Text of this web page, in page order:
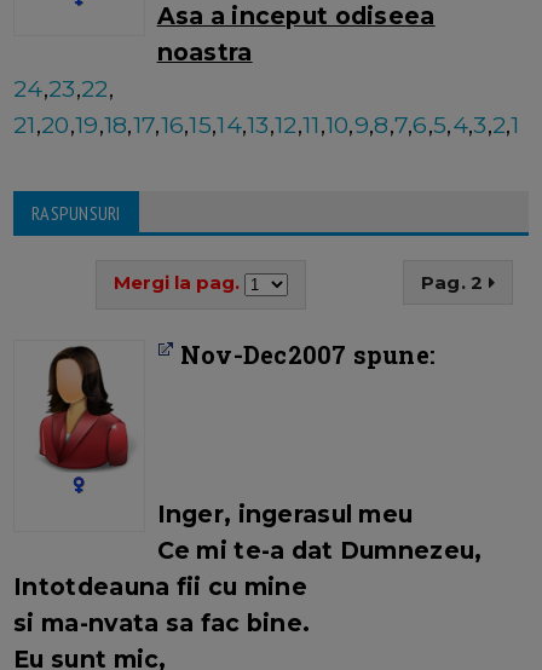
Asa a inceput odiseea
noastra
24,23,22,
21,20,19,18,17,16,15,14,13,12,11,10,9,8,7,6,5,4,3,2,1
RASPUNSURI
Mergi la pag. Pag. 2
Nov-Dec2007 spune:
Inger, ingerasul meu
Ce mi te-a dat Dumnezeu,
Intotdeauna fii cu mine
si ma-nvata sa fac bine.
Eu sunt mic,